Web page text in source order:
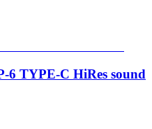
6 TYPE-C HiRes sound